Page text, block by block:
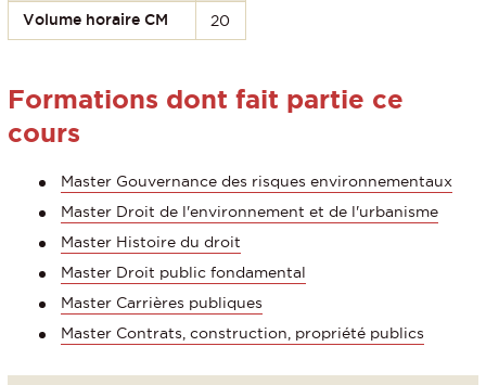
Volume horaire CM 20
Formations dont fait partie ce
cours
Master Gouvernance des risques environnementaux
Master Droit de l'environnement et de l'urbanisme
Master Histoire du droit
Master Droit public fondamental
Master Carrières publiques
Master Contrats, construction, propriété publics